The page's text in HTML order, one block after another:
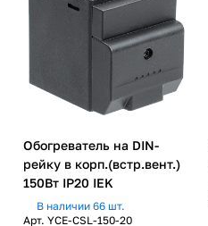
Обогреватель на DIN-
рейку в корп.(встр.вент.)
150Вт IP20 IEK
В наличии 66 шт.
Арт. YCE-CSL-150-20